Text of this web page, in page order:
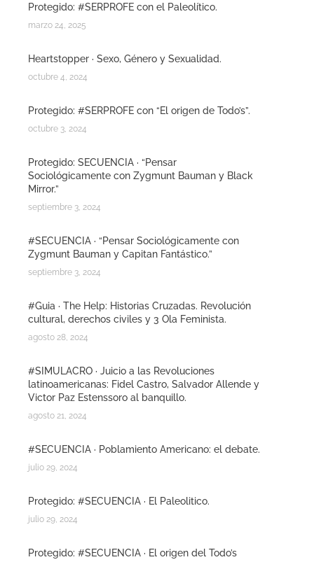
Protegido: #SERPROFE con el Paleolítico.
marzo 24, 2025
Heartstopper · Sexo, Género y Sexualidad.
octubre 4, 2024
Protegido: #SERPROFE con “El origen de Todo’s”.
octubre 3, 2024
Protegido: SECUENCIA · “Pensar
Sociológicamente con Zygmunt Bauman y Black
Mirror.”
septiembre 3, 2024
#SECUENCIA · “Pensar Sociológicamente con
Zygmunt Bauman y Capitan Fantástico.”
septiembre 3, 2024
#Guia · The Help: Historias Cruzadas. Revolución
cultural, derechos civiles y 3 Ola Feminista.
agosto 28, 2024
#SIMULACRO · Juicio a las Revoluciones
latinoamericanas: Fidel Castro, Salvador Allende y
Victor Paz Estenssoro al banquillo.
agosto 21, 2024
#SECUENCIA · Poblamiento Americano: el debate.
julio 29, 2024
Protegido: #SECUENCIA · El Paleolitico.
julio 29, 2024
Protegido: #SECUENCIA · El origen del Todo’s